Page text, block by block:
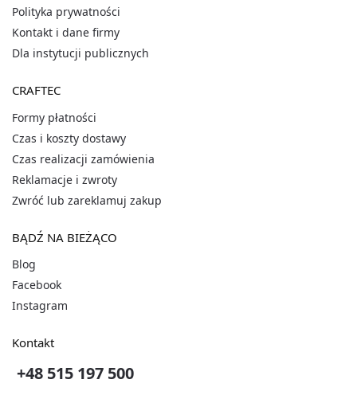
Polityka prywatności
Kontakt i dane firmy
Dla instytucji publicznych
CRAFTEC
Formy płatności
Czas i koszty dostawy
Czas realizacji zamówienia
Reklamacje i zwroty
Zwróć lub zareklamuj zakup
BĄDŹ NA BIEŻĄCO
Blog
Facebook
Instagram
Kontakt
+48 515 197 500